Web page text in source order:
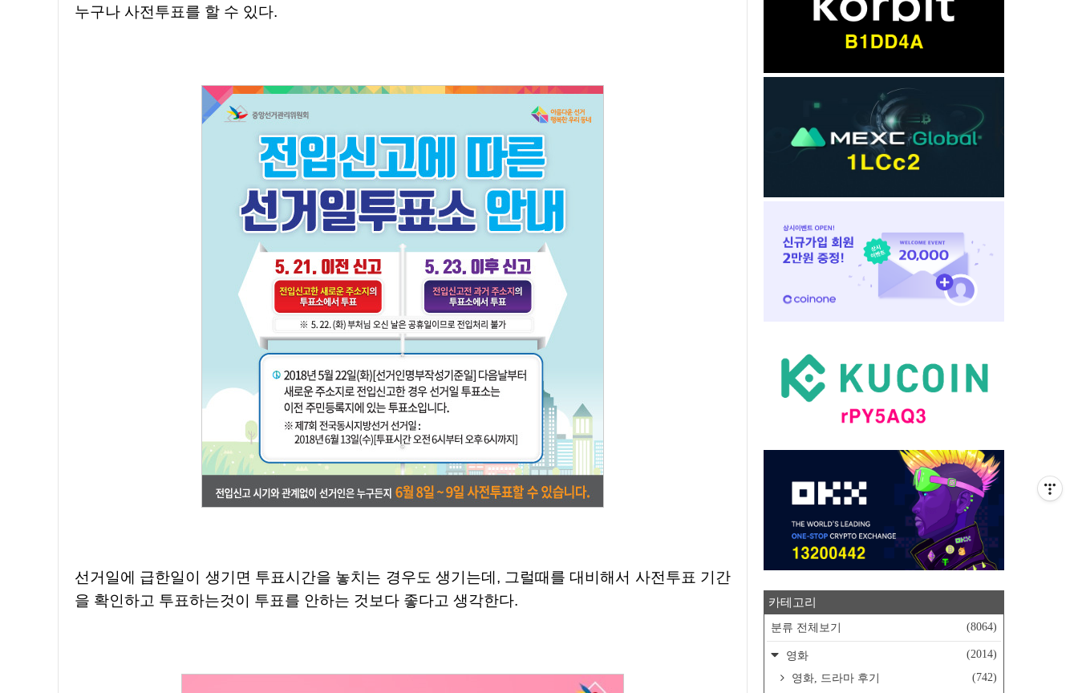
누구나 사전투표를 할 수 있다.
선거일에 급한일이 생기면 투표시간을 놓치는 경우도 생기는데, 그럴때를 대비해서 사전투표 기간
을 확인하고 투표하는것이 투표를 안하는 것보다 좋다고 생각한다.
카테고리
분류 전체보기 (8064)
영화
(2014)
영화, 드라마 후기
(742)